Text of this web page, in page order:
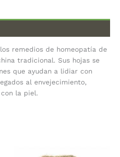
remedios de homeopatía de
tradicional. Sus hojas se
que ayudan a lidiar con
al envejecimiento,
la piel.